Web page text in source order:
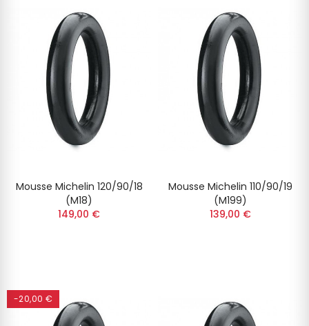
Mousse Michelin 120/90/18
(M18)
149,00 €
Mousse Michelin 110/90/19
(M199)
139,00 €
-20,00 €